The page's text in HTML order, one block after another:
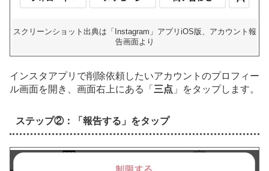
スクリーンショット出典は「Instagram」アプリiOS版、アカウント報
告画面より
インスタアプリで削除依頼したいアカウントのプロフィー
ル画面を開き、画面右上にある「 三点 」をタップします。
ステップ②：「報告する」をタップ